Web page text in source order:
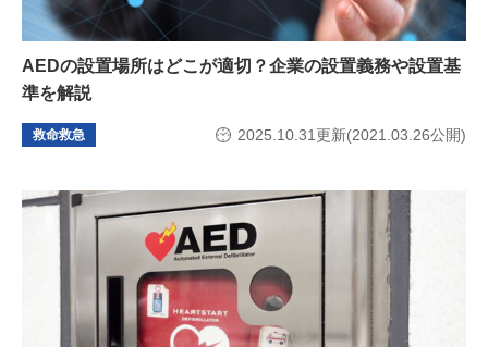
AEDの設置場所はどこが適切？企業の設置義務や設置基
準を解説
救命救急 2025.10.31更新(2021.03.26公開)